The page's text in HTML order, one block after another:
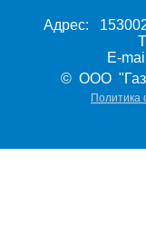
Адрес:
E-
© ООО
Политика